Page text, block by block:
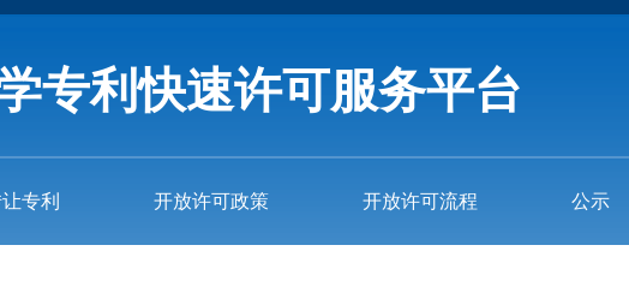
专利快速许可服务平台
专利 开放许可政策 开放许可流程 公示